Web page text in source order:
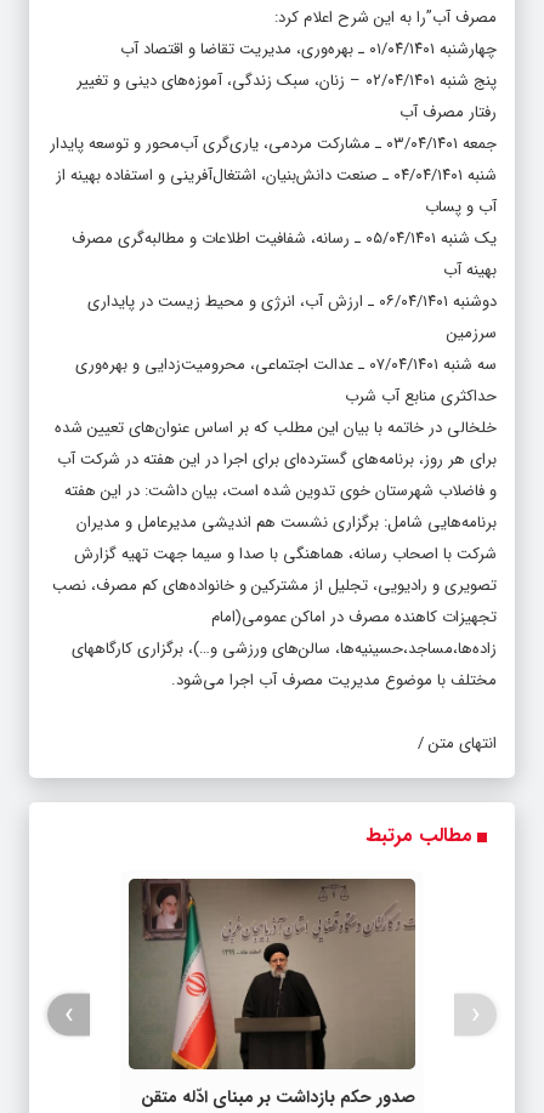
مصرف آب”را به این شرح اعلام کرد:
چهارشنبه ۰۱/۰۴/۱۴۰۱ ـ بهره‌وری، مدیریت تقاضا و اقتصاد آب
پنج شنبه ۰۲/۰۴/۱۴۰۱ – زنان، سبک زندگی، آموزه‌های دینی و تغییر
رفتار مصرف آب
جمعه ۰۳/۰۴/۱۴۰۱ ـ مشارکت مردمی، یاری‌گری آب‌محور و توسعه پایدار
شنبه ۰۴/۰۴/۱۴۰۱ ـ صنعت دانش‌بنیان، اشتغال‌آفرینی و استفاده بهینه از
آب و پساب
یک شنبه ۰۵/۰۴/۱۴۰۱ ـ رسانه، شفافیت اطلاعات و مطالبه‌گری مصرف
بهینه آب
دوشنبه ۰۶/۰۴/۱۴۰۱ ـ ارزش آب، انرژی و محیط زیست در پایداری
سرزمین
سه شنبه ۰۷/۰۴/۱۴۰۱ ـ عدالت اجتماعی، محرومیت‌زدایی و بهره‌وری
حداکثری منابع آب شرب
خلخالی در خاتمه با بیان این مطلب که بر اساس عنوان‌های تعیین شده
برای هر روز، برنامه‌های گسترده‌ای برای اجرا در این هفته در شرکت آب
و فاضلاب شهرستان خوی تدوین شده است، بیان داشت: در این هفته
برنامه‌هایی شامل: برگزاری نشست هم اندیشی مدیرعامل و مدیران
شرکت با اصحاب رسانه، هماهنگی با صدا و سیما جهت تهیه گزارش
تصویری و رادیویی، تجلیل از مشترکین و خانواده‌های کم مصرف، نصب
تجهیزات کاهنده مصرف در اماکن عمومی(امام
زاده‌ها،مساجد،حسینیه‌ها، سالن‌های ورزشی و…)، برگزاری کارگاههای
مختلف با موضوع مدیریت مصرف آب اجرا می‌شود.
انتهای متن /
مطالب مرتبط
صدور حکم بازداشت بر مبنای ادّله متقن
‹
›